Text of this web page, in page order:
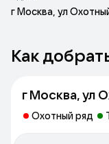
участников:
офисное
персонала
Все условия для
Point.Транспортная
г Москва, ул
Как
г Москва, ул
Охотный ряд